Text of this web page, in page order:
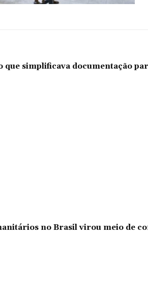
que simplificava documentação
no Brasil virou meio de